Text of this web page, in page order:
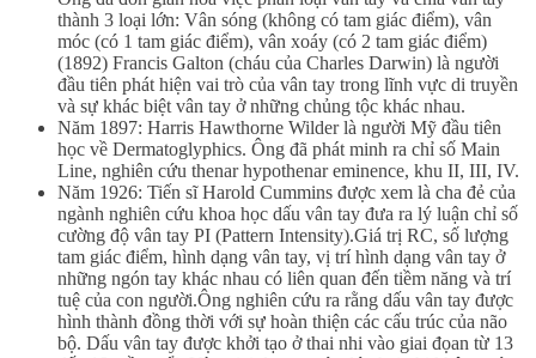
thành 3 loại lớn: Vân sóng (không có tam giác điểm), vân
móc (có 1 tam giác điểm), vân xoáy (có 2 tam giác điểm)
(1892) Francis Galton (cháu của Charles Darwin) là người
đầu tiên phát hiện vai trò của vân tay trong lĩnh vực di truyền
và sự khác biệt vân tay ở những chủng tộc khác nhau.
Năm 1897: Harris Hawthorne Wilder là người Mỹ đầu tiên
học về Dermatoglyphics. Ông đã phát minh ra chỉ số Main
Line, nghiên cứu thenar hypothenar eminence, khu II, III, IV.
Năm 1926: Tiến sĩ Harold Cummins được xem là cha đẻ của
ngành nghiên cứu khoa học dấu vân tay đưa ra lý luận chỉ số
cường độ vân tay PI (Pattern Intensity).Giá trị RC, số lượng
tam giác điểm, hình dạng vân tay, vị trí hình dạng vân tay ở
những ngón tay khác nhau có liên quan đến tiềm năng và trí
tuệ của con người.Ông nghiên cứu ra rằng dấu vân tay được
hình thành đồng thời với sự hoàn thiện các cấu trúc của não
bộ. Dấu vân tay được khởi tạo ở thai nhi vào giai đọan từ 13